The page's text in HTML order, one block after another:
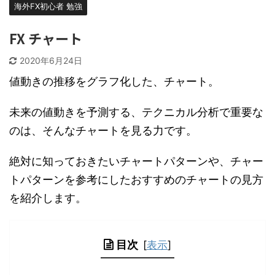
海外FX初心者 勉強
FX チャート
2020年6月24日
値動きの推移をグラフ化した、チャート。
未来の値動きを予測する、テクニカル分析で重要な
のは、そんなチャートを見る力です。
絶対に知っておきたいチャートパターンや、チャー
トパターンを参考にしたおすすめのチャートの見方
を紹介します。
目次 [表示]